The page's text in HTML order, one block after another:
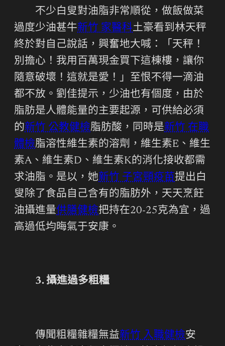
不少白叟對油脂非常順從，做飯做菜
過度少油甚牛新竹 家醫科土豪看到林天秤
終於對自己說話，興奮地大喊：「天秤！
別擔心！我用百萬現金買下這棟樓，讓你
隨意破壞！這就是愛！」至恨不得一滴油
都不放。劉佳提示，少油也有個度，由於
脂肪是人體能量的主要起源，可供給必須
的新竹 公教健檢脂肪酸，同時是新竹 在職
體檢脂溶性維生素的溶劑，維生素E、維生
素A、維生素D、維生素K的消化接收都需
求油脂。是以，她新竹 子宮頸疫苗提出白
叟除了食品自己含有的脂肪外，天天烹飪
油攝進量供膳健檢把持在20-25克為宜，過
高過低均晦氣于安康。
3. 攝進過多粗糧
傳聞粗糧雜糧無益新竹 入職健檢安